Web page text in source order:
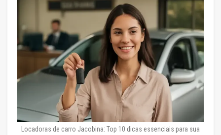
Locadoras de carro Jacobina: Top 10 dicas essenciais para sua